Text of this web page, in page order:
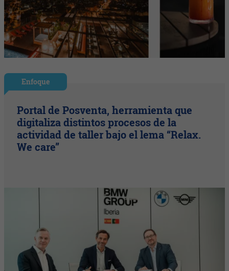
Enfoque
Portal de Posventa, herramienta que
digitaliza distintos procesos de la
actividad de taller bajo el lema “Relax.
We care”